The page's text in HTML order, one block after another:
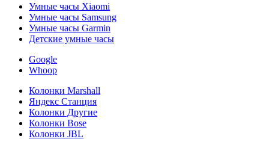
Умные часы Xiaomi
Умные часы Samsung
Умные часы Garmin
Детские умные часы
Google
Whoop
Колонки Marshall
Яндекс Станция
Колонки Другие
Колонки Bose
Колонки JBL